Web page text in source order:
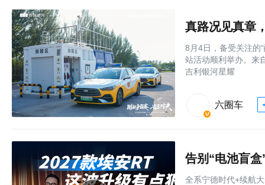
8月4日，备受关注的
站活动顺利举办。来
吉利银河星耀
六圈车
全系宁德时代+续航